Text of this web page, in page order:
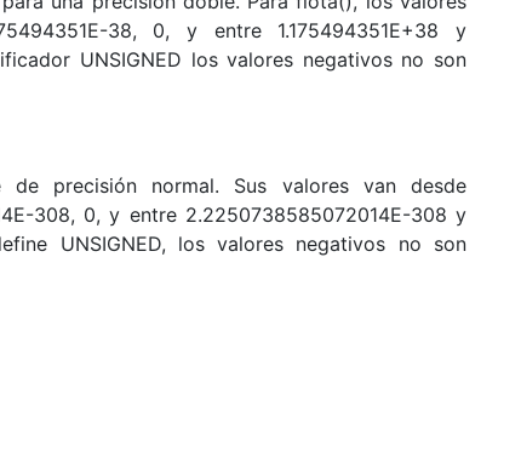
38, 0, y entre 1.175494351E+38 y
UNSIGNED los valores negativos no son
precisión normal. Sus valores van desde
308, 0, y entre 2.2250738585072014E-308 y
UNSIGNED, los valores negativos no son